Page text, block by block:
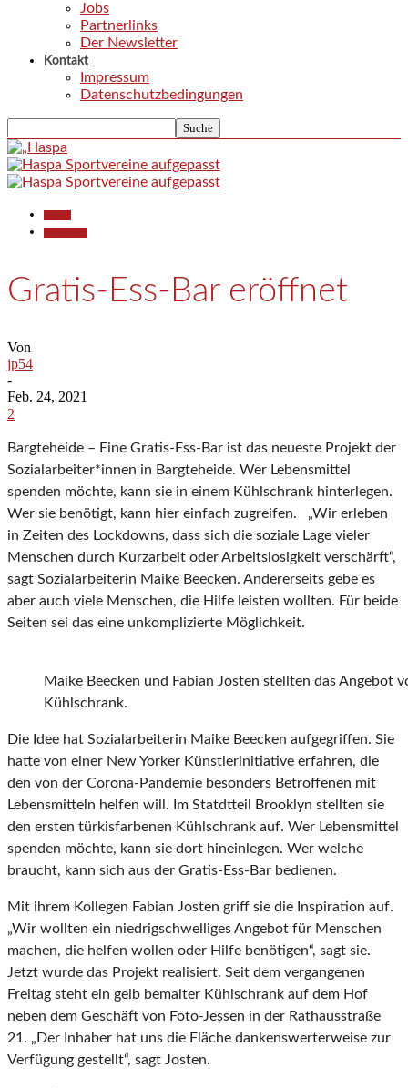
Jobs
Partnerlinks
Der Newsletter
Kontakt
Impressum
Datenschutzbedingungen
Gratis-Ess-Bar eröffnet
Von
jp54
-
Feb. 24, 2021
2
Bargteheide – Eine Gratis-Ess-Bar ist das neueste Projekt der
Sozialarbeiter*innen in Bargteheide. Wer Lebensmittel
spenden möchte, kann sie in einem Kühlschrank hinterlegen.
Wer sie benötigt, kann hier einfach zugreifen. „Wir erleben
in Zeiten des Lockdowns, dass sich die soziale Lage vieler
Menschen durch Kurzarbeit oder Arbeitslosigkeit verschärft“,
sagt Sozialarbeiterin Maike Beecken. Andererseits gebe es
aber auch viele Menschen, die Hilfe leisten wollten. Für beide
Seiten sei das eine unkomplizierte Möglichkeit.
Maike Beecken und Fabian Josten stellten das Angebot
Kühlschrank.
Die Idee hat Sozialarbeiterin Maike Beecken aufgegriffen. Sie
hatte von einer New Yorker Künstlerinitiative erfahren, die
den von der Corona-Pandemie besonders Betroffenen mit
Lebensmitteln helfen will. Im Statdtteil Brooklyn stellten sie
den ersten türkisfarbenen Kühlschrank auf. Wer Lebensmittel
spenden möchte, kann sie dort hineinlegen. Wer welche
braucht, kann sich aus der Gratis-Ess-Bar bedienen.
Mit ihrem Kollegen Fabian Josten griff sie die Inspiration auf.
„Wir wollten ein niedrigschwelliges Angebot für Menschen
machen, die helfen wollen oder Hilfe benötigen“, sagt sie.
Jetzt wurde das Projekt realisiert. Seit dem vergangenen
Freitag steht ein gelb bemalter Kühlschrank auf dem Hof
neben dem Geschäft von Foto-Jessen in der Rathausstraße
21. „Der Inhaber hat uns die Fläche dankenswerterweise zur
Verfügung gestellt“, sagt Josten.